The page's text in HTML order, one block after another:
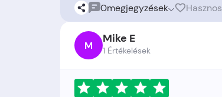
0megjegyzések Hasznos
M Mike E
1 Értékelések